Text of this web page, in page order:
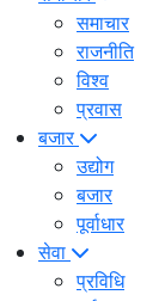
समाचार
राजनीति
विश्व
प्रवास
बजार
उद्योग
बजार
पूर्वाधार
सेवा
प्रविधि